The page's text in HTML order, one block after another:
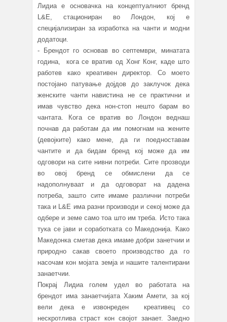
Лидиа е основачка на концептуалниот бренд
L&E, стациониран во Лондон, кој е
специјализиран за изработка на чанти и модни
додатоци.
- Брендот го основав во септември, минатата
година, кога се вратив од Хонг Конг, каде што
работев како креативен директор. Со моето
постојано патување дојдов до заклучок дека
женските чанти навистина не се практични и
имав чувство дека нон-стоп нешто барам во
чантата. Кога се вратив во Лондон веднаш
почнав да работам да им помогнам на жените
(девојките) како мене, да ги поедноставам
чантите и да бидам бренд кој може да им
одговори на сите нивни потреби. Сите прозводи
во овој бренд се обмислени да се
надополнуваат и да одговорат на дадена
потреба, зашто сите имаме различни потреби
така и L&E има разни производи и секој може да
одбере и земе само тоа што им треба. Исто така
тука се јави и соработката со Македонија. Како
Македонка сметав дека имаме добри занетчии и
природно сакав своето производство да го
насочам кон мојата земја и нашите талентирани
занаетчии.
Покрај Лидиа голем удел во работата на
брендот има занаетчијата Хаким Амети, за кој
вели дека е извонреден креативец со
нескротлива страст кон својот занает. Заедно